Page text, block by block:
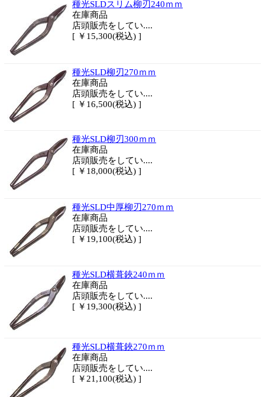
種光SLDスリム柳刃240ｍｍ
在庫商品
店頭販売をしてい....
[ ￥15,300(税込) ]
種光SLD柳刃270ｍｍ
在庫商品
店頭販売をしてい....
[ ￥16,500(税込) ]
種光SLD柳刃300ｍｍ
在庫商品
店頭販売をしてい....
[ ￥18,000(税込) ]
種光SLD中厚柳刃270ｍｍ
在庫商品
店頭販売をしてい....
[ ￥19,100(税込) ]
種光SLD横葺鋏240ｍｍ
在庫商品
店頭販売をしてい....
[ ￥19,300(税込) ]
種光SLD横葺鋏270ｍｍ
在庫商品
店頭販売をしてい....
[ ￥21,100(税込) ]